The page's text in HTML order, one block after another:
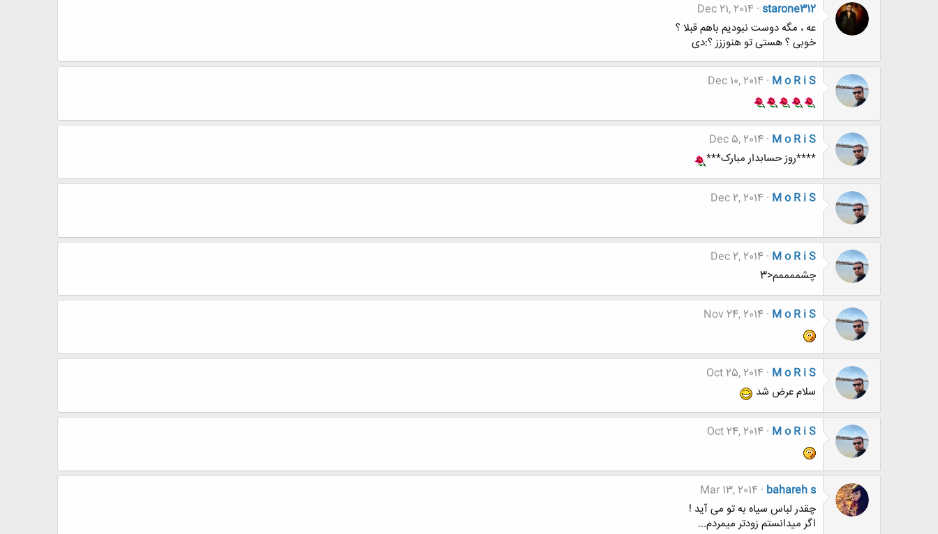
starone312
Dec 21, 2014
عه ، مگه دوست نبودیم باهم قبلا ؟
خوبی ؟ هستی تو هنوززز ؟:دی
M o R i S
Dec 10, 2014
M o R i S
Dec 5, 2014
****روز حسابدار مبارک***
M o R i S
Dec 2, 2014
M o R i S
Dec 2, 2014
چشممممم<3
M o R i S
Nov 24, 2014
M o R i S
Oct 25, 2014
سلام عرض شد
M o R i S
Oct 24, 2014
bahareh s
Mar 13, 2014
چقدر لباس سیاه به تو می آید !
اگر میدانستم زودتر میمردم...